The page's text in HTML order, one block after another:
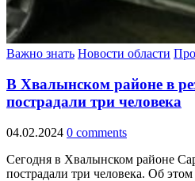
Важно знать Новости области
В Хвалынском районе в
пострадали три человека
04.02.2024 0 comments
Сегодня в Хвалынском районе
пострадали три человека. Об